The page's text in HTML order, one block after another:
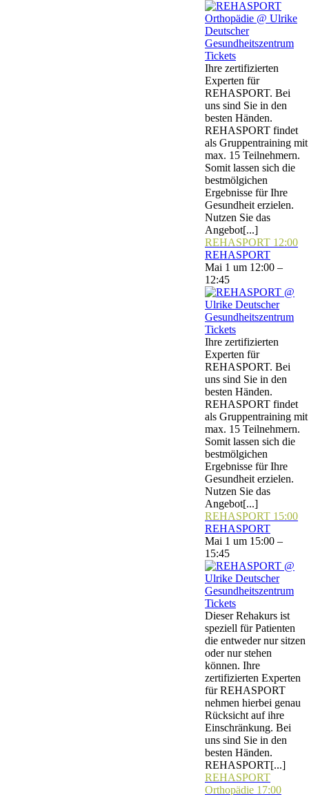
Tickets
Ihre zertifizierten
Experten für
REHASPORT. Bei
uns sind Sie in den
besten Händen.
REHASPORT findet
als Gruppentraining mit
max. 15 Teilnehmern.
Somit lassen sich die
bestmölgichen
Ergebnisse für Ihre
Gesundheit erzielen.
Nutzen Sie das
Angebot[...]
REHASPORT 12:00
REHASPORT
Mai 1 um 12:00 –
12:45
Tickets
Ihre zertifizierten
Experten für
REHASPORT. Bei
uns sind Sie in den
besten Händen.
REHASPORT findet
als Gruppentraining mit
max. 15 Teilnehmern.
Somit lassen sich die
bestmölgichen
Ergebnisse für Ihre
Gesundheit erzielen.
Nutzen Sie das
Angebot[...]
REHASPORT 15:00
REHASPORT
Mai 1 um 15:00 –
15:45
Tickets
Dieser Rehakurs ist
speziell für Patienten
die entweder nur sitzen
oder nur stehen
können. Ihre
zertifizierten Experten
für REHASPORT
nehmen hierbei genau
Rücksicht auf ihre
Einschränkung. Bei
uns sind Sie in den
besten Händen.
REHASPORT[...]
REHASPORT
Orthopädie 17:00